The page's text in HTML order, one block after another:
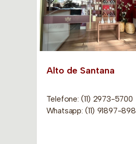
Alto de Santana
Telefone: (11) 2973-5700
Whatsapp: (11) 91897-